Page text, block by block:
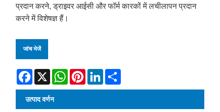
प्रदान करने, ड्राइवर आईसी और फॉर्म कारकों में लचीलापन प्रदान
करने में विशेषज्ञ हैं।
जांच भेजें
Facebook
X WhatsApp
PinterestLinkedIn
उत्पाद वर्णन